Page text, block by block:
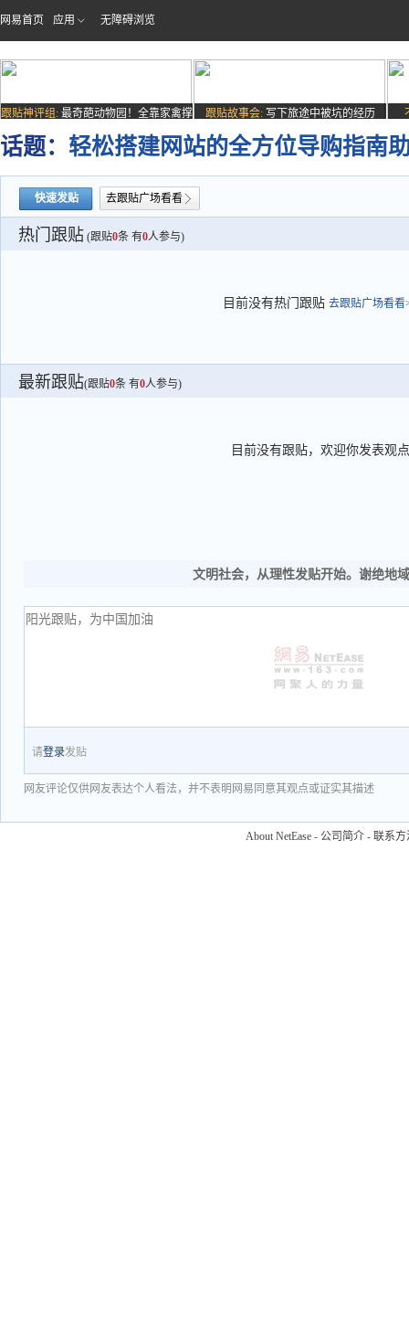
网易首页 应用 无障碍浏览
跟贴神评组: 最奇葩动物园！全靠家禽撑
场子
跟贴故事会: 写下旅途中被坑的经历
话题： 轻松搭建网站的全方位导购指南
快速发贴 去跟贴广场看看
热门跟贴 (跟贴0条 有0人参与)
目前没有热门跟贴 去跟贴广场看看
最新跟贴(跟贴0条 有0人参与)
目前没有跟贴，欢迎你发表观点
文明社会，从理性发贴开始。谢绝地
请登录发贴
网友评论仅供网友表达个人看法，并不表明网易同意其观点或证实其描述
About NetEase - 公司简介 - 联系方